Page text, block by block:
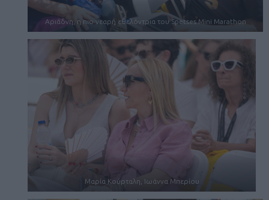
Αριάδνη, η πιο νεαρή εθελόντρια του Spetses Mini Marathon
Μαρία Κούρταλη, Ιωάννα Μπερίου